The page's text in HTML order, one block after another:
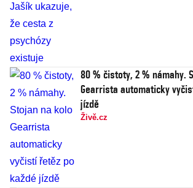
80 % čistoty, 2 % námahy.
Gearrista automaticky
jízdě
Živě.cz